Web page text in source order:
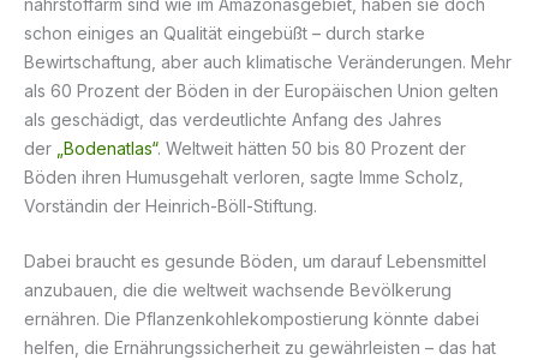
schon einiges an Qualität eingebüßt – durch starke
Bewirtschaftung, aber auch klimatische Veränderungen. Mehr
als 60 Prozent der Böden in der Europäischen Union gelten
als geschädigt, das verdeutlichte Anfang des Jahres
der „Bodenatlas“. Weltweit hätten 50 bis 80 Prozent der
Böden ihren Humusgehalt verloren, sagte Imme Scholz,
Vorständin der Heinrich-Böll-Stiftung.
Dabei braucht es gesunde Böden, um darauf Lebensmittel
anzubauen, die die weltweit wachsende Bevölkerung
ernähren. Die Pflanzenkohlekompostierung könnte dabei
helfen, die Ernährungssicherheit zu gewährleisten – das hat